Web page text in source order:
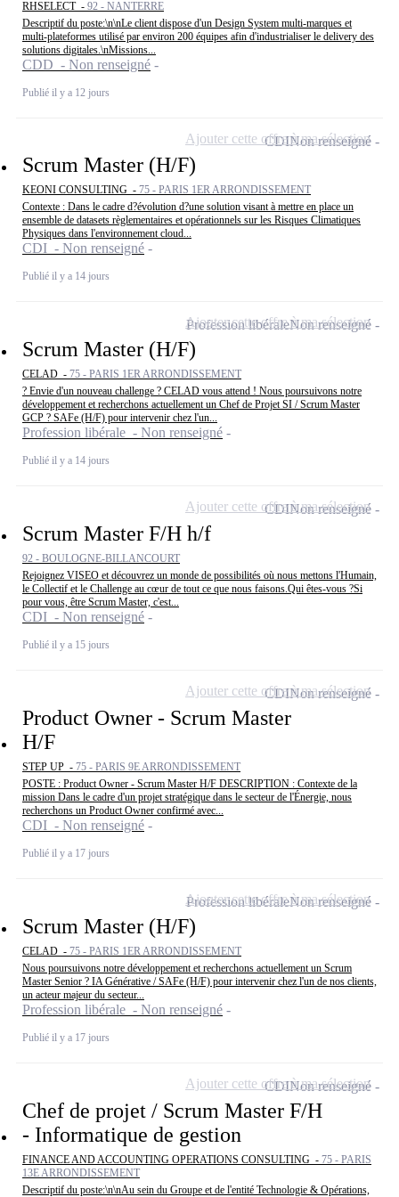
RHSELECT - 92 - NANTERRE
Descriptif du poste:\n\nLe client dispose d'un Design System multi-marques et
multi-plateformes utilisé par environ 200 équipes afin d'industrialiser le delivery des
solutions digitales.\nMissions...
CDD - Non renseigné
Publié il y a 12 jours
Scrum Master (H/F)
KEONI CONSULTING - 75 - PARIS 1ER ARRONDISSEMENT
Contexte : Dans le cadre d?évolution d?une solution visant à mettre en place un
ensemble de datasets règlementaires et opérationnels sur les Risques Climatiques
Physiques dans l'environnement cloud...
CDI - Non renseigné
Publié il y a 14 jours
CDINon renseigné
Ajouter cette offre à ma sélection
Scrum Master (H/F)
CELAD - 75 - PARIS 1ER ARRONDISSEMENT
? Envie d'un nouveau challenge ? CELAD vous attend ! Nous poursuivons notre
développement et recherchons actuellement un Chef de Projet SI / Scrum Master
GCP ? SAFe (H/F) pour intervenir chez l'un...
Profession libérale - Non renseigné
Publié il y a 14 jours
Profession libéraleNon renseigné
Ajouter cette offre à ma sélection
Scrum Master F/H h/f
92 - BOULOGNE-BILLANCOURT
Rejoignez VISEO et découvrez un monde de possibilités où nous mettons l'Humain,
le Collectif et le Challenge au cœur de tout ce que nous faisons.Qui êtes-vous ?Si
pour vous, être Scrum Master, c'est...
CDI - Non renseigné
Publié il y a 15 jours
CDINon renseigné
Ajouter cette offre à ma sélection
Product Owner - Scrum Master
H/F
STEP UP - 75 - PARIS 9E ARRONDISSEMENT
POSTE : Product Owner - Scrum Master H/F DESCRIPTION : Contexte de la
mission Dans le cadre d'un projet stratégique dans le secteur de l'Énergie, nous
recherchons un Product Owner confirmé avec...
CDI - Non renseigné
Publié il y a 17 jours
CDINon renseigné
Ajouter cette offre à ma sélection
Scrum Master (H/F)
CELAD - 75 - PARIS 1ER ARRONDISSEMENT
Nous poursuivons notre développement et recherchons actuellement un Scrum
Master Senior ? IA Générative / SAFe (H/F) pour intervenir chez l'un de nos clients,
un acteur majeur du secteur...
Profession libérale - Non renseigné
Publié il y a 17 jours
Profession libéraleNon renseigné
Ajouter cette offre à ma sélection
Chef de projet / Scrum Master F/H
- Informatique de gestion
FINANCE AND ACCOUNTING OPERATIONS CONSULTING - 75 - PARIS
13E ARRONDISSEMENT
Descriptif du poste:\n\nAu sein du Groupe et de l'entité Technologie & Opérations,
CDINon renseigné
Ajouter cette offre à ma sélection